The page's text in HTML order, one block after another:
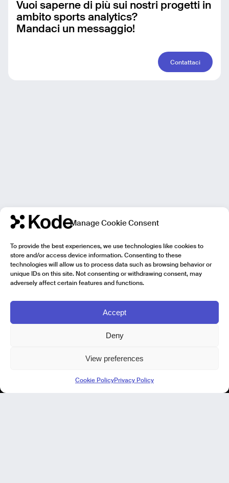
Manage Cookie Consent
To provide the best experiences, we use technologies like cookies to
store and/or access device information. Consenting to these
technologies will allow us to process data such as browsing behavior or
unique IDs on this site. Not consenting or withdrawing consent, may
adversely affect certain features and functions.
Accept
Deny
View preferences
Cookie PolicyPrivacy Policy
Vuoi saperne di più sui nostri progetti in
ambito sports analytics?
Mandaci un messaggio!
Contattaci
Lungarno Galileo Galilei 1